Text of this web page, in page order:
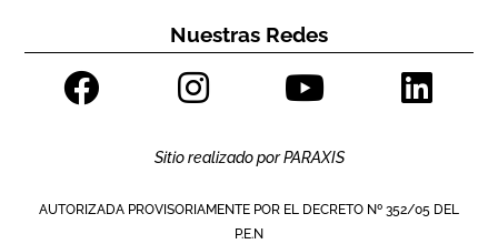
Nuestras Redes
Sitio realizado porPARAXIS
AUTORIZADA PROVISORIAMENTE POR EL DECRETO Nº 352/05 DEL
P.E.N